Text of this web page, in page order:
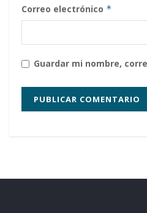
Correo electrónico *
Guardar mi nombre,